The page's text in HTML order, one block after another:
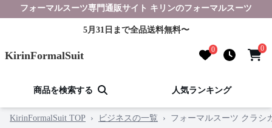
フォーマルスーツ専門通販サイト キリンのフォーマルスーツ
5月31日まで全品送料無料〜
KirinFormalSuit 0 0
商品を検索する 人気ランキング
KirinFormalSuit TOP › ビジネスの一覧 › フォーマルスーツ クラシ